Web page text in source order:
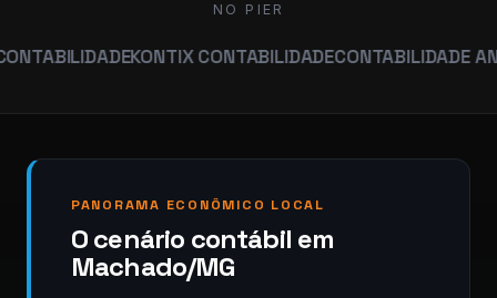
NO PIER
KONTIX CONTABILIDADECONTABILIDADE ANÁLISE
PANORAMA ECONÔMICO LOCAL
O cenário contábil em
Machado/MG